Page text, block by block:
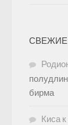
бирма
Кисак